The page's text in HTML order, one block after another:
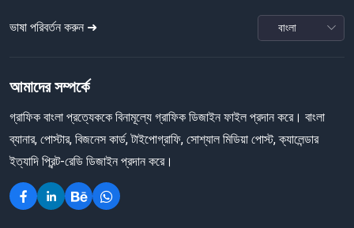
ভাষা পরিবর্তন করুন ➜
আমাদের সম্পর্কে
গ্রাফিক বাংলা প্রত্যেককে বিনামূল্যে গ্রাফিক ডিজাইন ফাইল প্রদান করে। বাংলা
ব্যানার, পোস্টার, বিজনেস কার্ড, টাইপোগ্রাফি, সোশ্যাল মিডিয়া পোস্ট, ক্যালেন্ডার
ইত্যাদি প্রিন্ট-রেডি ডিজাইন প্রদান করে।